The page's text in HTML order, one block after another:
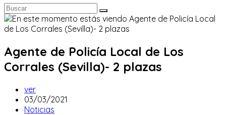
Agente de Policía Local de Los
Corrales (Sevilla)- 2 plazas
Autor
de
la
ver
Publicación
de
03/03/2021
Categoría
Noticias